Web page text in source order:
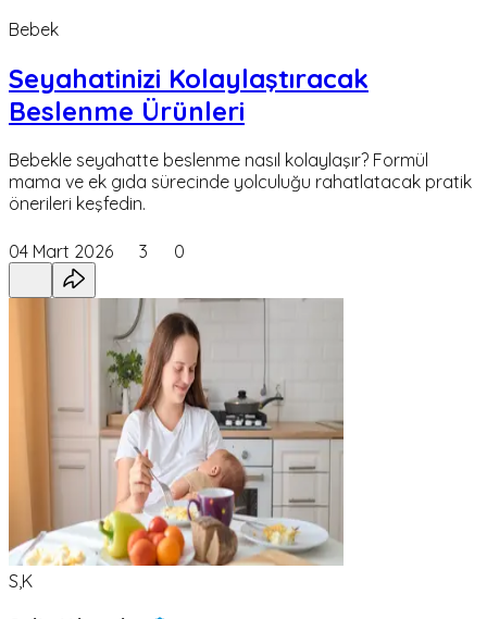
Bebek
Seyahatinizi Kolaylaştıracak
Beslenme Ürünleri
Bebekle seyahatte beslenme nasıl kolaylaşır? Formül
mama ve ek gıda sürecinde yolculuğu rahatlatacak pratik
önerileri keşfedin.
04 Mart 2026 3 0
S,K